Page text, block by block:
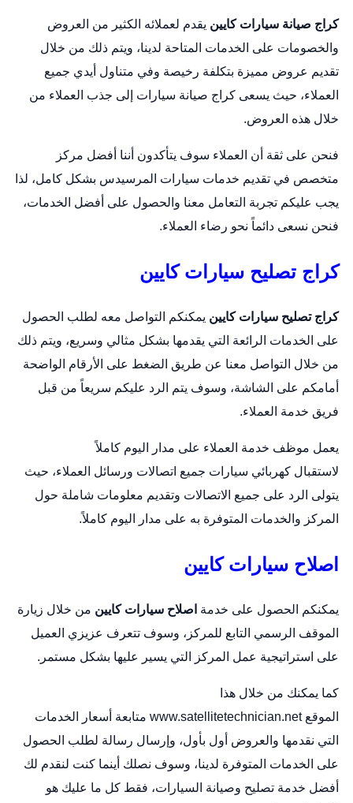
كراج صيانة سيارات كايين يقدم لعملائه الكثير من العروض
والخصومات على الخدمات المتاحة لدينا، ويتم ذلك من خلال
تقديم عروض مميزة بتكلفة رخيصة وفي متناول أيدي جميع
العملاء، حيث يسعى كراج صيانة سيارات إلى جذب العملاء من
خلال هذه العروض.
فنحن على ثقة أن العملاء سوف يتأكدون أننا أفضل مركز
متخصص في تقديم خدمات سيارات المرسيدس بشكل كامل، لذا
يجب عليكم تجربة التعامل معنا والحصول على أفضل الخدمات،
فنحن نسعى دائماً نحو رضاء العملاء.
كراج تصليح سيارات كايين
كراج تصليح سيارات كايين يمكنكم التواصل معه لطلب الحصول
على الخدمات الرائعة التي يقدمها بشكل مثالي وسريع، ويتم ذلك
من خلال التواصل معنا عن طريق الضغط على الأرقام الواضحة
أمامكم على الشاشة، وسوف يتم الرد عليكم سريعاً من قبل
فريق خدمة العملاء.
يعمل موظف خدمة العملاء على مدار اليوم كاملاً
لاستقبال كهربائي سيارات جميع اتصالات ورسائل العملاء، حيث
يتولى الرد على جميع الاتصالات وتقديم معلومات شاملة حول
المركز والخدمات المتوفرة به على مدار اليوم كاملاً.
اصلاح سيارات كايين
يمكنكم الحصول على خدمة اصلاح سيارات كايين من خلال زيارة
الموقف الرسمي التابع للمركز، وسوف تتعرف عزيزي العميل
على استراتيجية عمل المركز التي يسير عليها بشكل مستمر.
كما يمكنك من خلال هذا
الموقعwww.satellitetechnician.netمتابعة أسعار الخدمات
التي نقدمها والعروض أول بأول، وإرسال رسالة لطلب الحصول
على الخدمات المتوفرة لدينا، وسوف نصلك أينما كنت لنقدم لك
أفضل خدمة تصليح وصيانة السيارات، فقط كل ما عليك هو